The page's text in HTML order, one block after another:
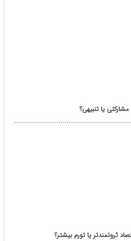
مشارکتی یا تنبیهی؟
ثروتمندتر یا تورم بیشتر؟